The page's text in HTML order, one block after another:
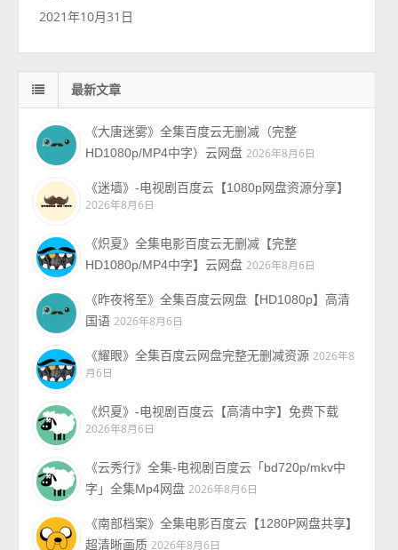
2021年10月31日
最新文章
《大唐迷雾》全集百度云无删减（完整
HD1080p/MP4中字）云网盘 2026年8月6日
《迷墙》-电视剧百度云【1080p网盘资源分享】
2026年8月6日
《炽夏》全集电影百度云无删减【完整
HD1080p/MP4中字】云网盘 2026年8月6日
《昨夜将至》全集百度云网盘【HD1080p】高清
国语 2026年8月6日
《耀眼》全集百度云网盘完整无删减资源 2026年8
月6日
《炽夏》-电视剧百度云【高清中字】免费下载
2026年8月6日
《云秀行》全集-电视剧百度云「bd720p/mkv中
字」全集Mp4网盘 2026年8月6日
《南部档案》全集电影百度云【1280P网盘共享】
超清晰画质 2026年8月6日